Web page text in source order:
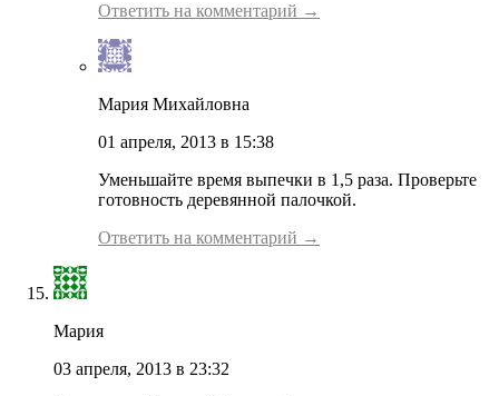
Ответить на комментарий →
Мария Михайловна
01 апреля, 2013 в 15:38
Уменьшайте время выпечки в 1,5 раза. Проверьте
готовность деревянной палочкой.
Ответить на комментарий →
Мария
03 апреля, 2013 в 23:32